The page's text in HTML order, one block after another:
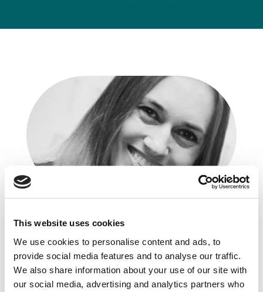
This website uses cookies
We use cookies to personalise content and ads, to
provide social media features and to analyse our traffic.
We also share information about your use of our site with
our social media, advertising and analytics partners who
Veronika Kononuchenko
United Beverages Group
Senior Brand Manager
Doświadczona Managerka w zakresie Brand
Marketingu z ugruntowaną ekspertyzą